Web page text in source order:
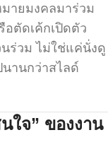
ายมงคลมาร่วม
อตัดเค้กเปิดตัว
ร่วม ไม่ใช่แค่นั่งดู
านกว่าสไลด์
ใจ” ของงาน